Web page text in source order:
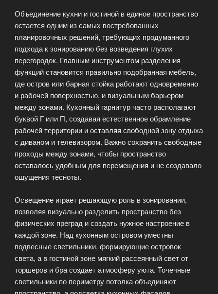
Объединение кухни и гостиной в единое пространство
остается одним из самых востребованных
планировочных решений, требующих продуманного
подхода к зонированию без возведения глухих
перегородок. Главным инструментом разделения
функций становится правильно подобранная мебель,
где остров или барная стойка работают одновременно
и рабочей поверхностью, и визуальным барьером
между зонами. Кухонный гарнитур часто располагают
буквой Г или П, создавая естественное обрамление
рабочей территории и оставляя свободной зону отдыха
с диваном и телевизором. Важно сохранить свободные
проходы между зонами, чтобы пространство
оставалось удобным для перемещения и не создавало
ощущения тесноты.
Освещение играет решающую роль в зонировании,
позволяя визуально разделить пространство без
физических преград и создать нужное настроение в
каждой зоне. Над кухонным островом уместны
подвесные светильники, формирующие островок
света, а в гостиной зоне мягкий рассеянный свет от
торшеров и бра создает атмосферу уюта. Точечные
светильники по периметру потолка объединяют